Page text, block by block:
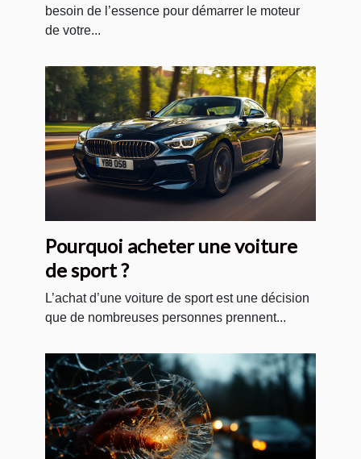
besoin de l’essence pour démarrer le moteur
de votre...
Pourquoi acheter une voiture
de sport ?
L’achat d’une voiture de sport est une décision
que de nombreuses personnes prennent...